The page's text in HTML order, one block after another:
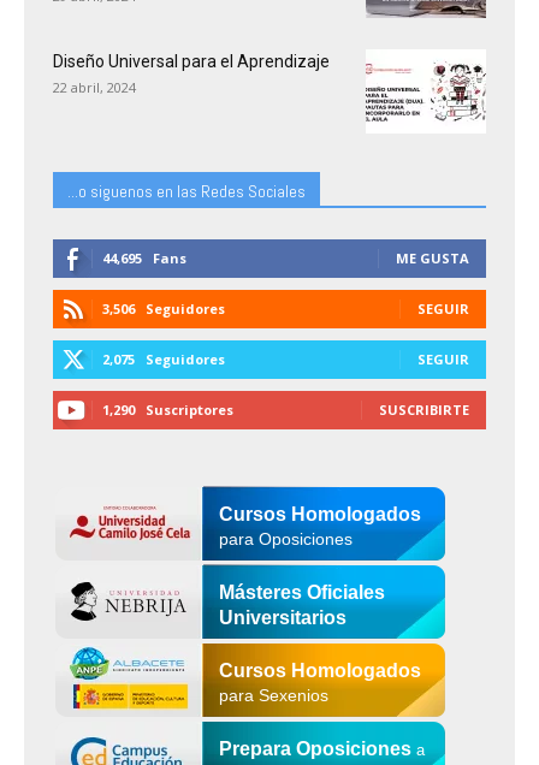
Diseño Universal para el Aprendizaje
22 abril, 2024
...o siguenos en las Redes Sociales
44,695 Fans ME GUSTA
3,506 Seguidores SEGUIR
2,075 Seguidores SEGUIR
1,290 Suscriptores SUSCRIBIRTE
Cursos Homologados
para Oposiciones
Másteres Oficiales
Universitarios
Cursos Homologados
para Sexenios
Prepara Oposiciones a